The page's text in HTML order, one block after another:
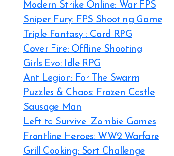
Modern Strike Online: War FPS
Sniper Fury: FPS Shooting Game
Triple Fantasy : Card RPG
Cover Fire: Offline Shooting
Girls Evo: Idle RPG
Ant Legion: For The Swarm
Puzzles & Chaos: Frozen Castle
Sausage Man
Left to Survive: Zombie Games
Frontline Heroes: WW2 Warfare
Grill Cooking: Sort Challenge